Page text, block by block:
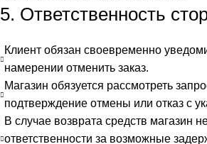
5. Ответственность
Клиент обязан своевременно
намерении отменить заказ.
Магазин обязуется рассмотреть
подтверждение отмены или отказ с
В случае возврата средств магазин
ответственности за возможные